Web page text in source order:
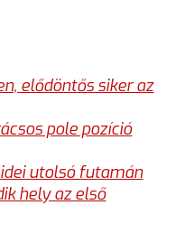
elődöntős siker az
pole pozíció
utolsó futamán
hely az első